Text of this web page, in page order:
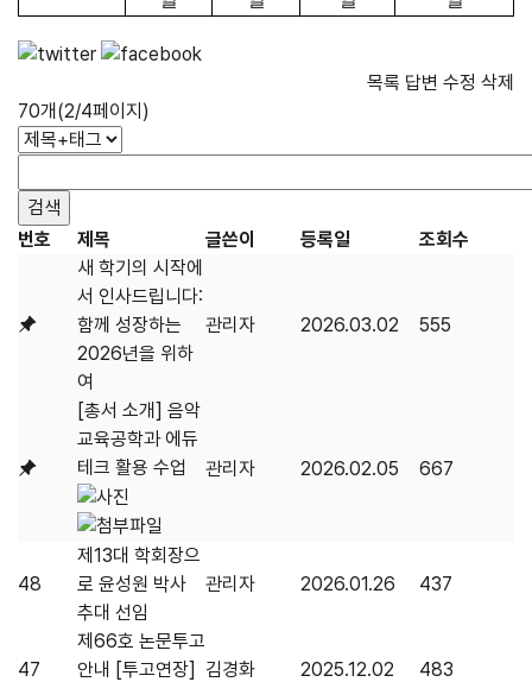
목록 답변 수정 삭제
70개(2/4페이지)
번호 제목 글쓴이 등록일
조회수
새 학기의 시작에
서 인사드립니다:
함께 성장하는
2026년을 위하
여
관리자 2026.03.02 555
[총서 소개] 음악
교육공학과 에듀
테크 활용 수업
관리자 2026.02.05 667
48
제13대 학회장으
로 윤성원 박사
추대 선임
관리자 2026.01.26 437
47
제66호 논문투고
안내 [투고연장]
김경화 2025.12.02 483